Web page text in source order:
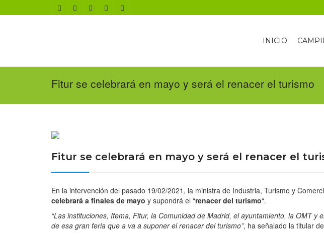
INICIO
Fitur se celebrará en mayo y será el renacer el turismo
Fitur se celebrará en mayo y será el renacer el
En la intervención del pasado 19/02/2021, la ministra de Industria, Turismo y
celebrará a finales de mayo y supondrá el “renacer del turismo“.
“Las instituciones, Ifema, Fitur, la Comunidad de Madrid, el ayuntamiento, la OMT y
de esa gran feria que a va a suponer el renacer del turismo”, ha señalado la titular